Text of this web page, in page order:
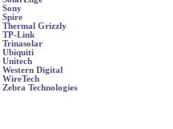
Sony
Spire
Thermal Grizzly
TP-Link
Trinasolar
Ubiquiti
Unitech
Western Digital
WireTech
Zebra Technologies